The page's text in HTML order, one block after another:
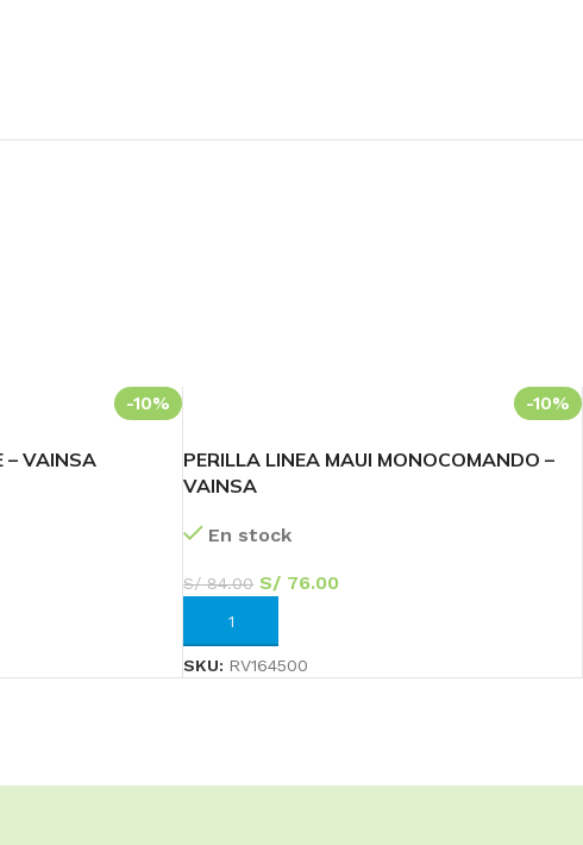
-10%
– VAINSA
-10%
PERILLA LINEA MAUI MONOCOMANDO –
VAINSA
En stock
S/84.00 S/ 76.00
AÑADIR AL CARRITO
SKU: RV164500